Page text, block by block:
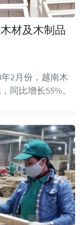
材及木制品
2月份，越南木
同比增长55%。